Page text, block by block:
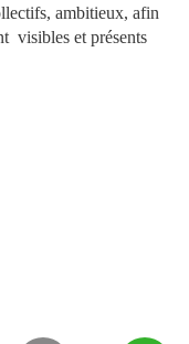
ambitieux, afin
visibles et présents